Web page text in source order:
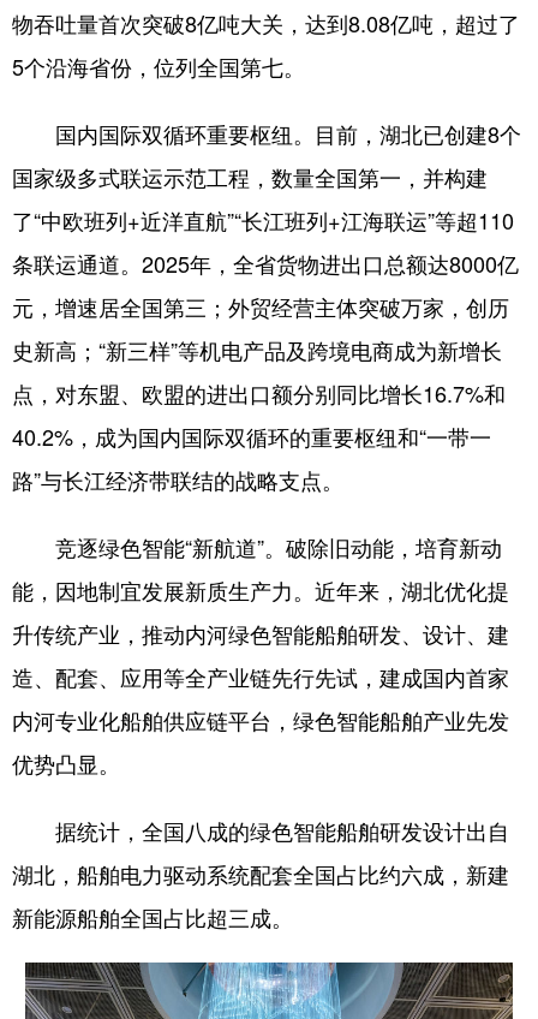
物吞吐量首次突破8亿吨大关，达到8.08亿吨，超过了
5个沿海省份，位列全国第七。
国内国际双循环重要枢纽。目前，湖北已创建8个
国家级多式联运示范工程，数量全国第一，并构建
了“中欧班列+近洋直航”“长江班列+江海联运”等超110
条联运通道。2025年，全省货物进出口总额达8000亿
元，增速居全国第三；外贸经营主体突破万家，创历
史新高；“新三样”等机电产品及跨境电商成为新增长
点，对东盟、欧盟的进出口额分别同比增长16.7%和
40.2%，成为国内国际双循环的重要枢纽和“一带一
路”与长江经济带联结的战略支点。
竞逐绿色智能“新航道”。破除旧动能，培育新动
能，因地制宜发展新质生产力。近年来，湖北优化提
升传统产业，推动内河绿色智能船舶研发、设计、建
造、配套、应用等全产业链先行先试，建成国内首家
内河专业化船舶供应链平台，绿色智能船舶产业先发
优势凸显。
据统计，全国八成的绿色智能船舶研发设计出自
湖北，船舶电力驱动系统配套全国占比约六成，新建
新能源船舶全国占比超三成。